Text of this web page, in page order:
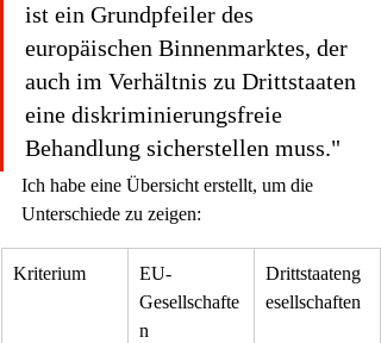
ist ein Grundpfeiler des
europäischen Binnenmarktes, der
auch im Verhältnis zu Drittstaaten
eine diskriminierungsfreie
Behandlung sicherstellen muss."
Ich habe eine Übersicht erstellt, um die
Unterschiede zu zeigen:
Kriterium
EU-
Gesellschafte
n
Drittstaateng
esellschaften